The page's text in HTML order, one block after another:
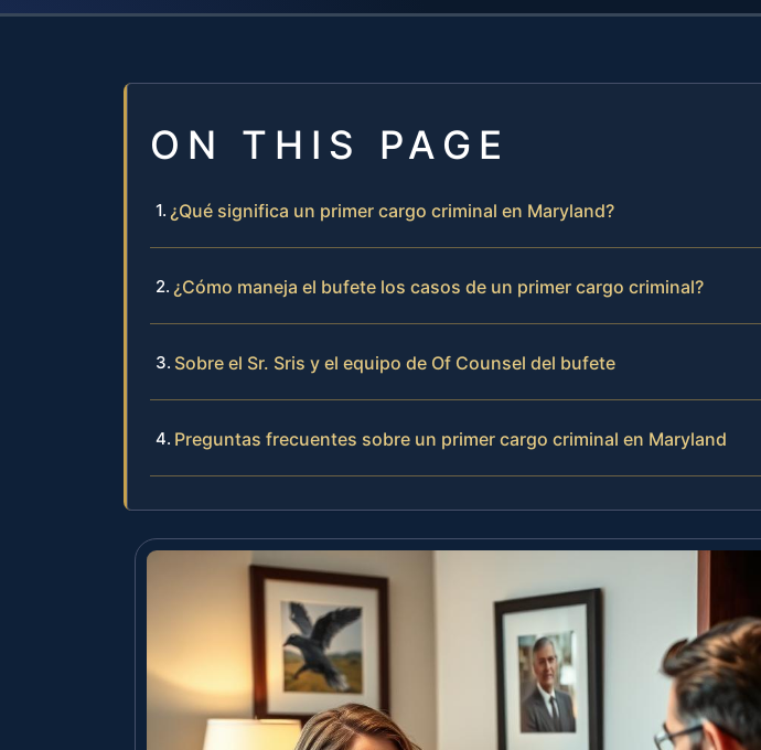
ON THIS PAGE
¿Qué significa un primer cargo criminal en Maryland?
¿Cómo maneja el bufete los casos de un primer cargo criminal?
Sobre el Sr. Sris y el equipo de Of Counsel del bufete
Preguntas frecuentes sobre un primer cargo criminal en Maryland